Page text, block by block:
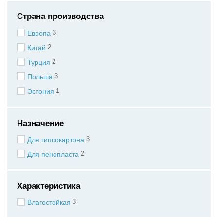
Страна производства
Европа 3
Китай 2
Турция 2
Польша 3
Эстония 1
Назначение
Для гипсокартона 3
Для пенопласта 2
Характеристика
Влагостойкая 3